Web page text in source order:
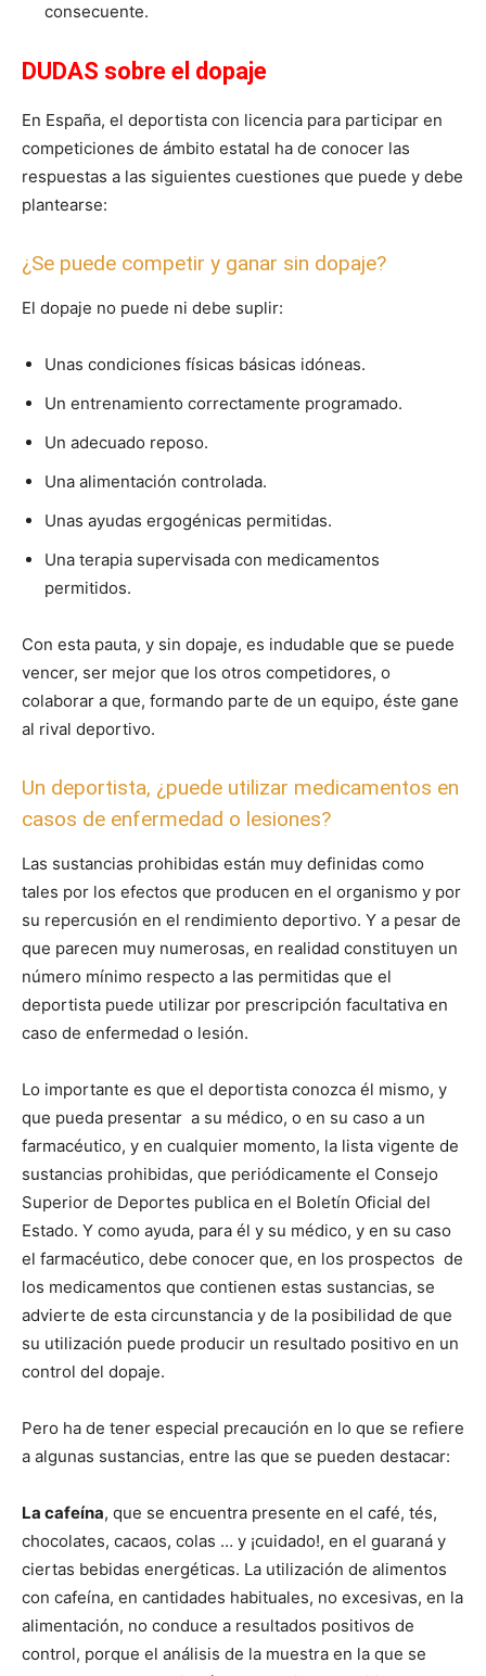
consecuente.
DUDAS sobre el dopaje
En España, el deportista con licencia para participar en
competiciones de ámbito estatal ha de conocer las
respuestas a las siguientes cuestiones que puede y debe
plantearse:
¿Se puede competir y ganar sin dopaje?
El dopaje no puede ni debe suplir:
Unas condiciones físicas básicas idóneas.
Un entrenamiento correctamente programado.
Un adecuado reposo.
Una alimentación controlada.
Unas ayudas ergogénicas permitidas.
Una terapia supervisada con medicamentos
permitidos.
Con esta pauta, y sin dopaje, es indudable que se puede
vencer, ser mejor que los otros competidores, o
colaborar a que, formando parte de un equipo, éste gane
al rival deportivo.
Un deportista, ¿puede utilizar medicamentos en
casos de enfermedad o lesiones?
Las sustancias prohibidas están muy definidas como
tales por los efectos que producen en el organismo y por
su repercusión en el rendimiento deportivo. Y a pesar de
que parecen muy numerosas, en realidad constituyen un
número mínimo respecto a las permitidas que el
deportista puede utilizar por prescripción facultativa en
caso de enfermedad o lesión.
Lo importante es que el deportista conozca él mismo, y
que pueda presentar a su médico, o en su caso a un
farmacéutico, y en cualquier momento, la lista vigente de
sustancias prohibidas, que periódicamente el Consejo
Superior de Deportes publica en el Boletín Oficial del
Estado. Y como ayuda, para él y su médico, y en su caso
el farmacéutico, debe conocer que, en los prospectos de
los medicamentos que contienen estas sustancias, se
advierte de esta circunstancia y de la posibilidad de que
su utilización puede producir un resultado positivo en un
control del dopaje.
Pero ha de tener especial precaución en lo que se refiere
a algunas sustancias, entre las que se pueden destacar:
La cafeína, que se encuentra presente en el café, tés,
chocolates, cacaos, colas … y ¡cuidado!, en el guaraná y
ciertas bebidas energéticas. La utilización de alimentos
con cafeína, en cantidades habituales, no excesivas, en la
alimentación, no conduce a resultados positivos de
control, porque el análisis de la muestra en la que se